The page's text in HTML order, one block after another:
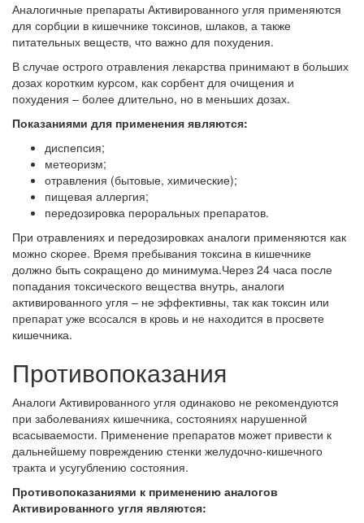
Аналогичные препараты Активированного угля применяются
для сорбции в кишечнике токсинов, шлаков, а также
питательных веществ, что важно для похудения.
В случае острого отравления лекарства принимают в больших
дозах коротким курсом, как сорбент для очищения и
похудения – более длительно, но в меньших дозах.
Показаниями для применения являются:
диспепсия;
метеоризм;
отравления (бытовые, химические);
пищевая аллергия;
передозировка пероральных препаратов.
При отравлениях и передозировках аналоги применяются как
можно скорее. Время пребывания токсина в кишечнике
должно быть сокращено до минимума.Через 24 часа после
попадания токсического вещества внутрь, аналоги
активированного угля – не эффективны, так как токсин или
препарат уже всосался в кровь и не находится в просвете
кишечника.
Противопоказания
Аналоги Активированного угля одинаково не рекомендуются
при заболеваниях кишечника, состояниях нарушенной
всасываемости. Применение препаратов может привести к
дальнейшему повреждению стенки желудочно-кишечного
тракта и усугублению состояния.
Противопоказаниями к применению аналогов
Активированного угля являются: